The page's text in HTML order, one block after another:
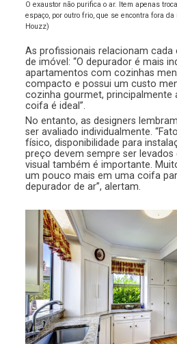
O exaustor não purifica o ar. Item apenas
espaço, por outro frio, que se encontra fora
Houzz)
As profissionais relacionam
de imóvel: “O depurador é mais
apartamentos com cozinhas
compacto e possui um custo
cozinha gourmet, principalmente
coifa é ideal”.
No entanto, as designers
ser avaliado individualmente.
físico, disponibilidade para
preço devem sempre ser
visual também é importante.
um pouco mais em uma coifa
depurador de ar”, alertam.